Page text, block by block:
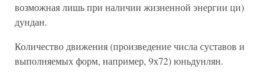
возможная лишь при наличии жизненной энергии ци)
дундан.
Количество движения (произведение числа суставов и
выполняемых форм, например, 9х72) юньдунлян.